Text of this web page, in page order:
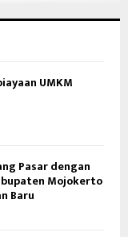
UMKM
Pasar dengan
Mojokerto
Baru